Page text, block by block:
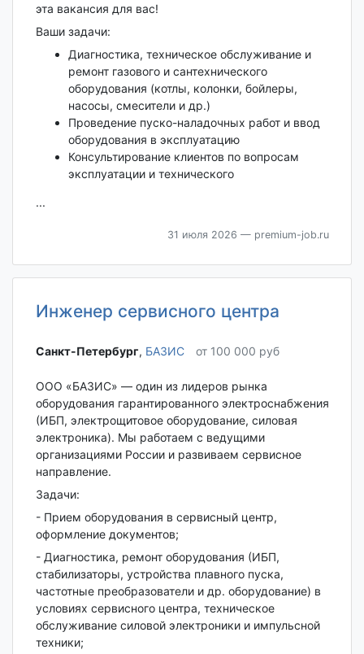
эта вакансия для вас!
Ваши задачи:
Диагностика, техническое обслуживание и
ремонт газового и сантехнического
оборудования (котлы, колонки, бойлеры,
насосы, смесители и др.)
Проведение пуско-наладочных работ и ввод
оборудования в эксплуатацию
Консультирование клиентов по вопросам
эксплуатации и технического
...
31 июля 2026 — premium-job.ru
Инженер сервисного центра
Санкт-Петербург‎, БАЗИС от 100 000 руб
ООО «БАЗИС» — один из лидеров рынка
оборудования гарантированного электроснабжения
(ИБП, электрощитовое оборудование, силовая
электроника). Мы работаем с ведущими
организациями России и развиваем сервисное
направление.
Задачи:
- Прием оборудования в сервисный центр,
оформление документов;
- Диагностика, ремонт оборудования (ИБП,
стабилизаторы, устройства плавного пуска,
частотные преобразователи и др. оборудование) в
условиях сервисного центра, техническое
обслуживание силовой электроники и импульсной
техники;